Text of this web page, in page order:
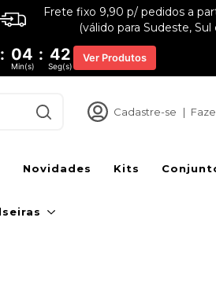
Frete fixo 9,90 p/ pedidos a
(válido para Sudeste, Sul
: 04 : 41
Min(s) Seg(s)
Ver Produtos
Cadastre-se |
Novidades Kits